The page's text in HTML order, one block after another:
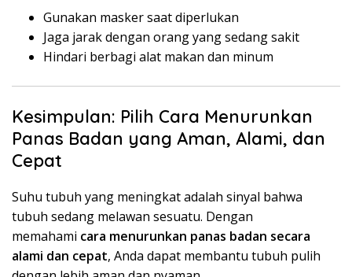
Gunakan masker saat diperlukan
Jaga jarak dengan orang yang sedang sakit
Hindari berbagi alat makan dan minum
Kesimpulan: Pilih Cara Menurunkan
Panas Badan yang Aman, Alami, dan
Cepat
Suhu tubuh yang meningkat adalah sinyal bahwa
tubuh sedang melawan sesuatu. Dengan
memahami cara menurunkan panas badan secara
alami dan cepat, Anda dapat membantu tubuh pulih